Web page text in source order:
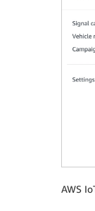
AWS